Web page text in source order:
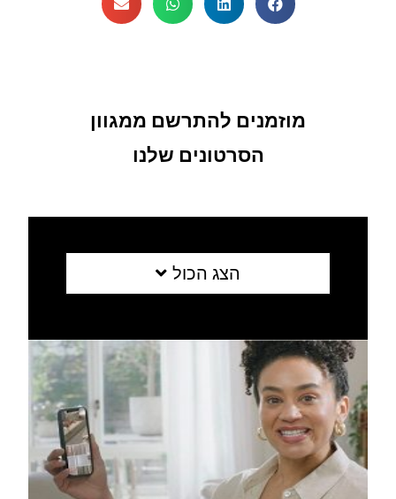
מוזמנים להתרשם ממגוון
הסרטונים שלנו
הצג הכול